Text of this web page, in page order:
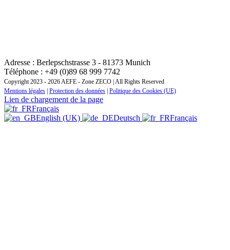
Adresse : Berlepschstrasse 3 - 81373 Munich
Téléphone : +49 (0)89 68 999 7742
Copyright 2023 - 2026 AEFE - Zone ZECO | All Rights Reserved
Mentions légales Protection des données Politique des Cookies (UE)
Lien de chargement de la page
Français
English (UK)
Deutsch Français